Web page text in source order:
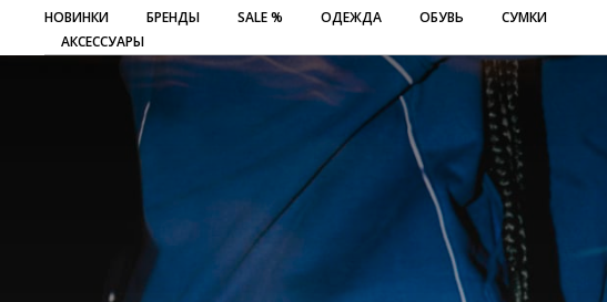
НОВИНКИ БРЕНДЫ SALE % ОДЕЖДА ОБУВЬ
СУМКИ
АКСЕССУАРЫ